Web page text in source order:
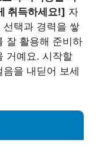
취득하세요!] 자
택과 경력을 쌓
잘 활용해 준비하
거예요. 시작할
을 내딛어 보세